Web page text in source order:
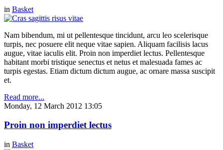
in Basket
Nam bibendum, mi ut pellentesque tincidunt, arcu leo scelerisque
turpis, nec posuere elit neque vitae sapien. Aliquam facilisis lacus
augue, vitae iaculis elit. Proin non imperdiet lectus. Pellentesque
habitant morbi tristique senectus et netus et malesuada fames ac
turpis egestas. Etiam dictum dictum augue, ac ornare massa suscipit
et.
Read more...
Monday, 12 March 2012 13:05
Proin non imperdiet lectus
in Basket